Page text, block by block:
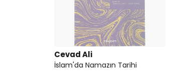
Cevad Ali
İslam'da Namazın Tarihi